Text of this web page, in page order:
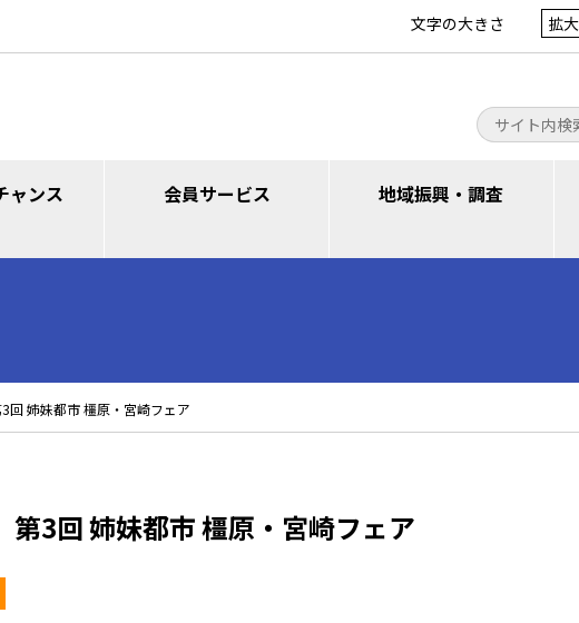
文字の大きさ 拡大
ャンス 会員サービス 地域振興・調査
回 姉妹都市 橿原・宮崎フェア
第3回 姉妹都市 橿原・宮崎フェア